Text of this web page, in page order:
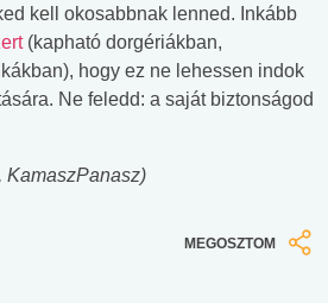
kell okosabbnak lenned. Inkább
(kapható dorgériákban,
hogy ez ne lehessen indok
Ne feledd: a saját biztonságod
KamaszPanasz)
MEGOSZTOM